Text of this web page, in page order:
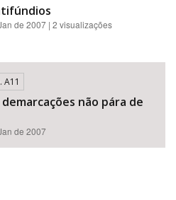
de 2007 | 2 visualizações
A11
não pára de
de 2007